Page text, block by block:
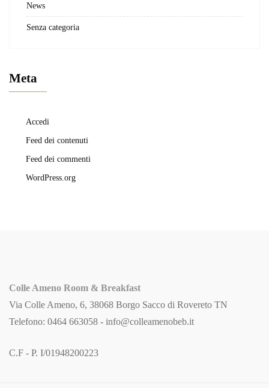
News
Senza categoria
Meta
Accedi
Feed dei contenuti
Feed dei commenti
WordPress.org
Colle Ameno Room & Breakfast
Via Colle Ameno, 6, 38068 Borgo Sacco di Rovereto TN
Telefono: 0464 663058 - info@colleamenobeb.it
C.F - P. I/01948200223